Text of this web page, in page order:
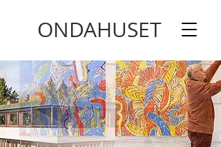
ONDAHUSET